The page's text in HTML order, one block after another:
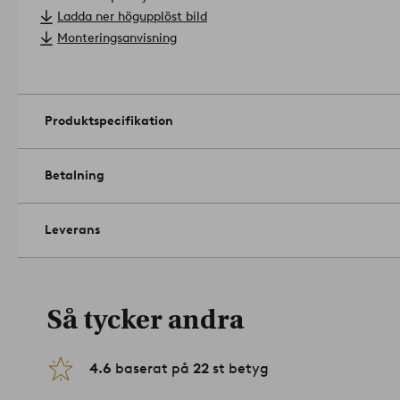
Storlek: höjd 130 cm, ø 23 cm.
Lampskärm: ø 15 cm, höjd 24 cm.
Ljuskälla ingår ej.Artikelnummer: 2046788-05-0
Ladda ner högupplöst bild
Monteringsanvisning
Produktspecifikation
Betalning
Leverans
Så tycker andra
4.6 baserat på 22 st betyg